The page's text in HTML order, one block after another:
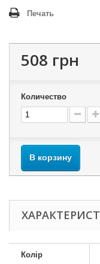
Печать
508 грн
Количество
В корзину
Колір